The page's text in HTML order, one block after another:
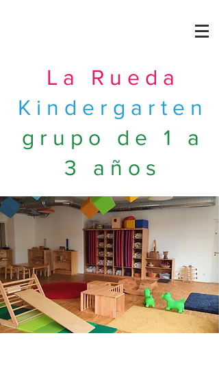
La Rueda
Kindergarten
grupo de 1 a
3 años